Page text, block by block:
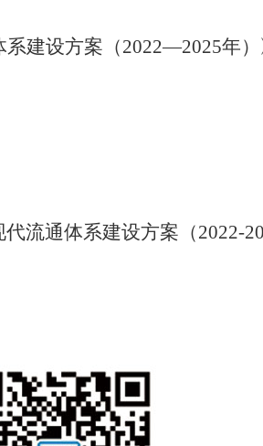
系建设方案（2022—2025年）
流通体系建设方案（2022-